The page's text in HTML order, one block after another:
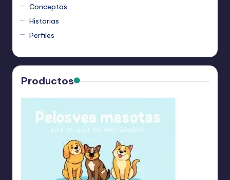
Conceptos
Historias
Perfiles
Productos